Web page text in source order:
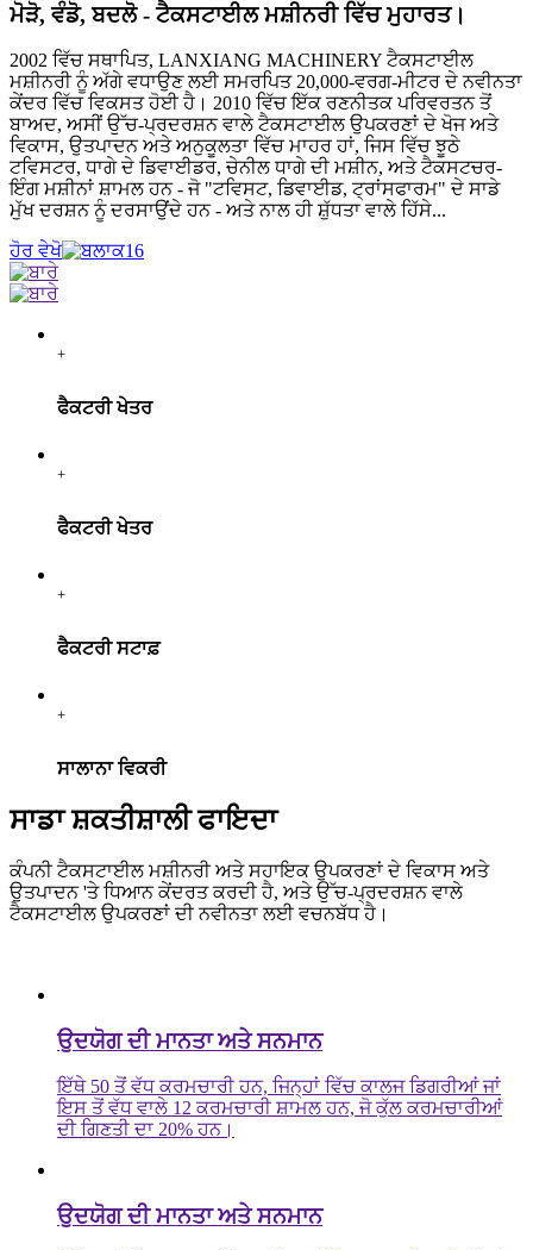
ਮੋੜੋ, ਵੰਡੋ, ਬਦਲੋ - ਟੈਕਸਟਾਈਲ ਮਸ਼ੀਨਰੀ ਵਿੱਚ ਮੁਹਾਰਤ।
2002 ਵਿੱਚ ਸਥਾਪਿਤ, LANXIANG MACHINERY ਟੈਕਸਟਾਈਲ
ਮਸ਼ੀਨਰੀ ਨੂੰ ਅੱਗੇ ਵਧਾਉਣ ਲਈ ਸਮਰਪਿਤ 20,000-ਵਰਗ-ਮੀਟਰ ਦੇ ਨਵੀਨਤਾ
ਕੇਂਦਰ ਵਿੱਚ ਵਿਕਸਤ ਹੋਈ ਹੈ। 2010 ਵਿੱਚ ਇੱਕ ਰਣਨੀਤਕ ਪਰਿਵਰਤਨ ਤੋਂ
ਬਾਅਦ, ਅਸੀਂ ਉੱਚ-ਪ੍ਰਦਰਸ਼ਨ ਵਾਲੇ ਟੈਕਸਟਾਈਲ ਉਪਕਰਣਾਂ ਦੇ ਖੋਜ ਅਤੇ
ਵਿਕਾਸ, ਉਤਪਾਦਨ ਅਤੇ ਅਨੁਕੂਲਤਾ ਵਿੱਚ ਮਾਹਰ ਹਾਂ, ਜਿਸ ਵਿੱਚ ਝੂਠੇ
ਟਵਿਸਟਰ, ਧਾਗੇ ਦੇ ਡਿਵਾਈਡਰ, ਚੇਨੀਲ ਧਾਗੇ ਦੀ ਮਸ਼ੀਨ, ਅਤੇ ਟੈਕਸਟਚਰ-
ਇੰਗ ਮਸ਼ੀਨਾਂ ਸ਼ਾਮਲ ਹਨ - ਜੋ "ਟਵਿਸਟ, ਡਿਵਾਈਡ, ਟ੍ਰਾਂਸਫਾਰਮ" ਦੇ ਸਾਡੇ
ਮੁੱਖ ਦਰਸ਼ਨ ਨੂੰ ਦਰਸਾਉਂਦੇ ਹਨ - ਅਤੇ ਨਾਲ ਹੀ ਸ਼ੁੱਧਤਾ ਵਾਲੇ ਹਿੱਸੇ...
ਹੋਰ ਵੇਖੋ
+
ਫੈਕਟਰੀ ਖੇਤਰ
+
ਫੈਕਟਰੀ ਖੇਤਰ
+
ਫੈਕਟਰੀ ਸਟਾਫ਼
+
ਸਾਲਾਨਾ ਵਿਕਰੀ
ਸਾਡਾ ਸ਼ਕਤੀਸ਼ਾਲੀ ਫਾਇਦਾ
ਕੰਪਨੀ ਟੈਕਸਟਾਈਲ ਮਸ਼ੀਨਰੀ ਅਤੇ ਸਹਾਇਕ ਉਪਕਰਣਾਂ ਦੇ ਵਿਕਾਸ ਅਤੇ
ਉਤਪਾਦਨ 'ਤੇ ਧਿਆਨ ਕੇਂਦਰਤ ਕਰਦੀ ਹੈ, ਅਤੇ ਉੱਚ-ਪ੍ਰਦਰਸ਼ਨ ਵਾਲੇ
ਟੈਕਸਟਾਈਲ ਉਪਕਰਣਾਂ ਦੀ ਨਵੀਨਤਾ ਲਈ ਵਚਨਬੱਧ ਹੈ।
ਉਦਯੋਗ ਦੀ ਮਾਨਤਾ ਅਤੇ ਸਨਮਾਨ
ਇੱਥੇ 50 ਤੋਂ ਵੱਧ ਕਰਮਚਾਰੀ ਹਨ, ਜਿਨ੍ਹਾਂ ਵਿੱਚ ਕਾਲਜ ਡਿਗਰੀਆਂ ਜਾਂ
ਇਸ ਤੋਂ ਵੱਧ ਵਾਲੇ 12 ਕਰਮਚਾਰੀ ਸ਼ਾਮਲ ਹਨ, ਜੋ ਕੁੱਲ ਕਰਮਚਾਰੀਆਂ
ਦੀ ਗਿਣਤੀ ਦਾ 20% ਹਨ।
ਉਦਯੋਗ ਦੀ ਮਾਨਤਾ ਅਤੇ ਸਨਮਾਨ